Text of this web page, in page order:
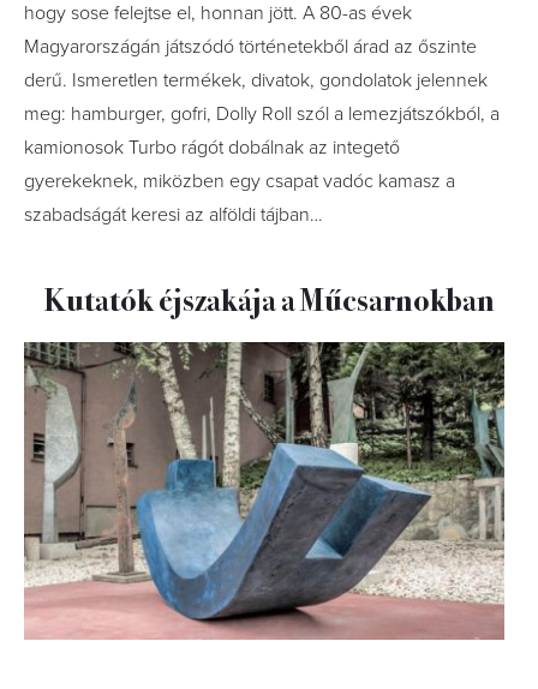
hogy sose felejtse el, honnan jött. A 80-as évek
Magyarországán játszódó történetekből árad az őszinte
derű. Ismeretlen termékek, divatok, gondolatok jelennek
meg: hamburger, gofri, Dolly Roll szól a lemezjátszókból, a
kamionosok Turbo rágót dobálnak az integető
gyerekeknek, miközben egy csapat vadóc kamasz a
szabadságát keresi az alföldi tájban…
Kutatók éjszakája a Műcsarnokban